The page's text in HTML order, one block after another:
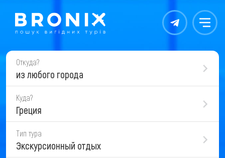
Контакты Меню
Откуда?
из любого города
Куда?
Греция
Тип тура
Экскурсионный отдых